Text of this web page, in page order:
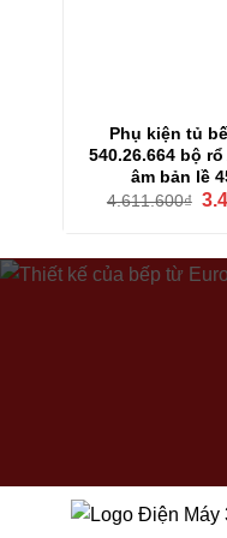
Phụ kiện tủ
540.26.664 bộ rổ
âm bản lề
4.611.600₫ Giá